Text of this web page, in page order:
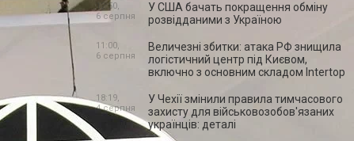
У США бачать покращення обміну
розвідданими з Україною
12:50,
6 серпня
Величезні збитки: атака РФ знищила
логістичний центр під Києвом,
включно з основним складом Intertop
11:00,
6 серпня
У Чехії змінили правила тимчасового
захисту для військовозобов'язаних
українців: деталі
18:19,
4 серпня